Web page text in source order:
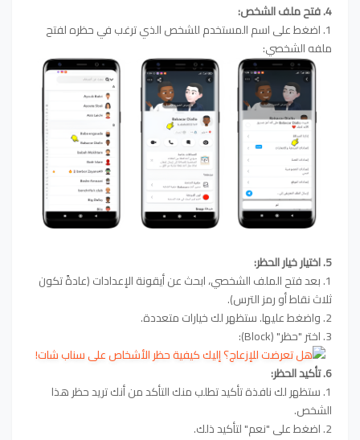
4. فتح ملف الشخص:
1. اضغط على اسم المستخدم للشخص الذي ترغب في حظره لفتح
ملفه الشخصي:
5. اختيار خيار الحظر:
1. بعد فتح الملف الشخصي، ابحث عن أيقونة الإعدادات (عادةً تكون
ثلاث نقاط أو رمز الترس).
2. واضغط عليها. ستظهر لك خيارات متعددة.
3. اختر "حظر" (Block):
6. تأكيد الحظر:
1. ستظهر لك نافذة تأكيد تطلب منك التأكد من أنك تريد حظر هذا
الشخص.
2. اضغط على "نعم" لتأكيد ذلك.